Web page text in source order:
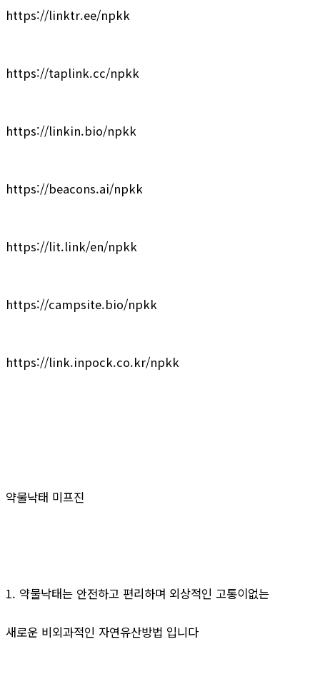
https://linktr.ee/npkk
https://taplink.cc/npkk
https://linkin.bio/npkk
https://beacons.ai/npkk
https://lit.link/en/npkk
https://campsite.bio/npkk
https://link.inpock.co.kr/npkk
약물낙태 미프진
1. 약물낙태는 안전하고 편리하며 외상적인 고통이없는
새로운 비외과적인 자연유산방법 입니다